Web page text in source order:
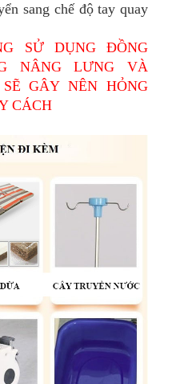
sang chế độ tay quay
SỬ DỤNG ĐỒNG
NÂNG LƯNG VÀ
GÂY NÊN HỎNG
CÁCH